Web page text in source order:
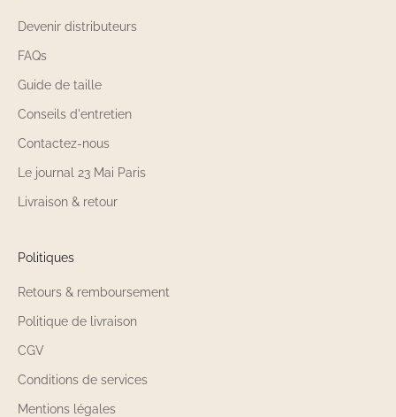
Devenir distributeurs
FAQs
Guide de taille
Conseils d'entretien
Contactez-nous
Le journal 23 Mai Paris
Livraison & retour
Politiques
Retours & remboursement
Politique de livraison
CGV
Conditions de services
Mentions légales